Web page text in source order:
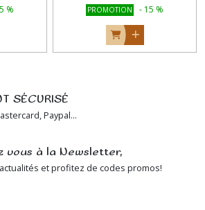
% PROMOTION - 15 %
SÉCURISÉ
Paypal...
vous à la Newsletter,
et profitez de codes promos!